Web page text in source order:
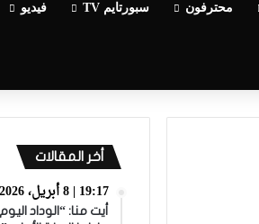
محترفون سبورتايم TV فيديو
أخر المقالات
19:17 | 8 أبريل، 2026